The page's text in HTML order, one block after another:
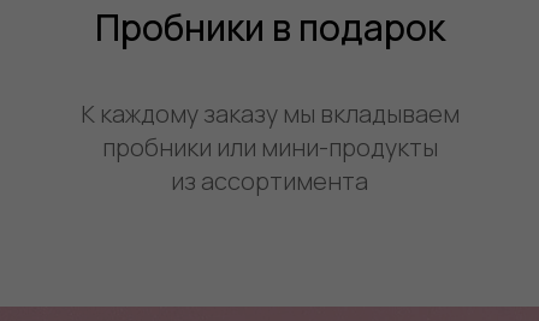
Пробники в подарок
К каждому заказу мы вкладываем
пробники или мини-продукты
из ассортимента